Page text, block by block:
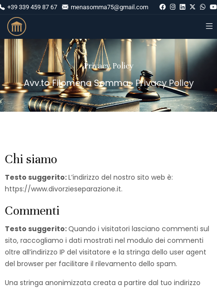
+39 339 459 87 67 menasomma75@gmail.com
Privacy Policy
Avv.to Filomena Somma›Privacy Policy
Chi siamo
Testo suggerito:L’indirizzo del nostro sito web è:
https://www.divorzieseparazione.it.
Commenti
Testo suggerito:Quando i visitatori lasciano commenti sul
sito, raccogliamo i dati mostrati nel modulo dei commenti
oltre all’indirizzo IP del visitatore e la stringa dello user agent
del browser per facilitare il rilevamento dello spam.
Una stringa anonimizzata creata a partire dal tuo indirizzo